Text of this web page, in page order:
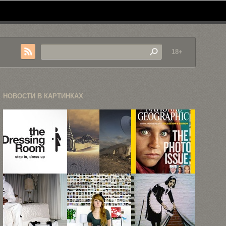
18+
НОВОСТИ В КАРТИНКАХ
45 фэшн-
логотипов
Параллельные
миры
Михала
Карча
National
Geographic
отметил
юбилей
открытием ...